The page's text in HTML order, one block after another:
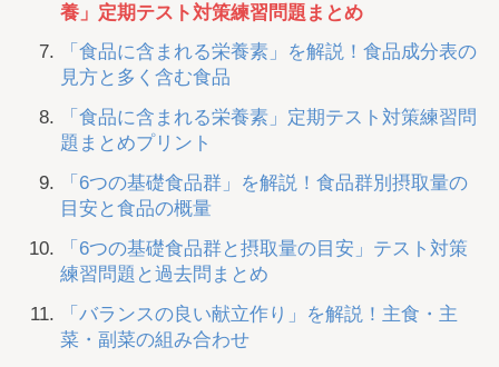
養」定期テスト対策練習問題まとめ
「食品に含まれる栄養素」を解説！食品成分表の
見方と多く含む食品
「食品に含まれる栄養素」定期テスト対策練習問
題まとめプリント
「6つの基礎食品群」を解説！食品群別摂取量の
目安と食品の概量
「6つの基礎食品群と摂取量の目安」テスト対策
練習問題と過去問まとめ
「バランスの良い献立作り」を解説！主食・主
菜・副菜の組み合わせ